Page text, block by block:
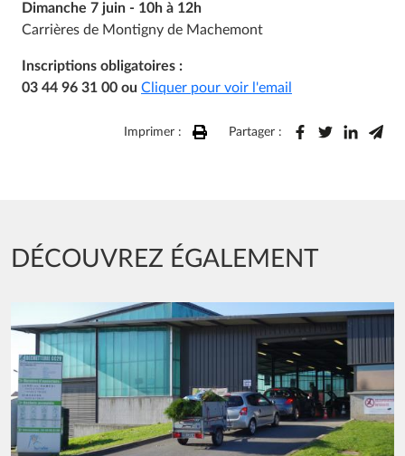
Dimanche 7 juin - 10h à 12h
Carrières de Montigny de Machemont
Inscriptions obligatoires :
03 44 96 31 00 ou Cliquer pour voir l'email
Imprimer : Partager :
DÉCOUVREZ ÉGALEMENT